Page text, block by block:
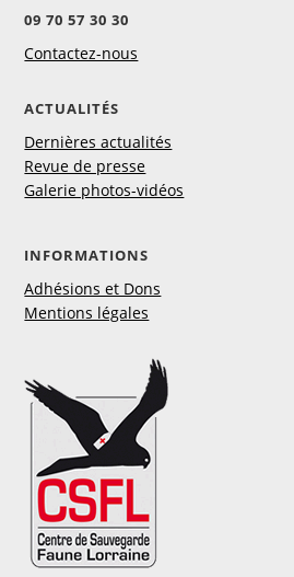
09 70 57 30 30
Contactez-nous
ACTUALITÉS
Dernières actualités
Revue de presse
Galerie photos-vidéos
INFORMATIONS
Adhésions et Dons
Mentions légales